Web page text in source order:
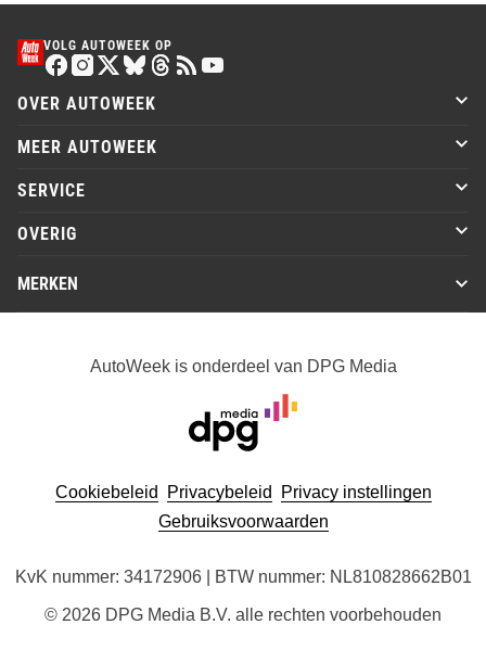
VOLG AUTOWEEK OP
OVER AUTOWEEK
MEER AUTOWEEK
SERVICE
OVERIG
MERKEN
AutoWeek is onderdeel van DPG Media
Cookiebeleid Privacybeleid
Privacy instellingen
Gebruiksvoorwaarden
KvK nummer: 34172906 | BTW nummer: NL810828662B01
© 2026 DPG Media B.V. alle rechten voorbehouden